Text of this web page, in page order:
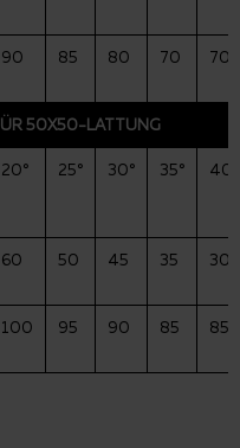
90 85 80 70 70
50X50-LATTUNG
20° 25° 30° 35° 40°
60 50 45 35 30
100 95 90 85 85